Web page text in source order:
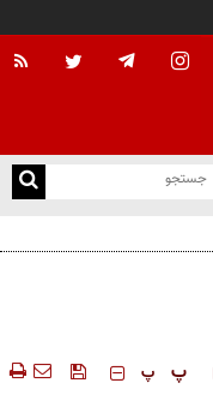
‍‍‍ پ پ